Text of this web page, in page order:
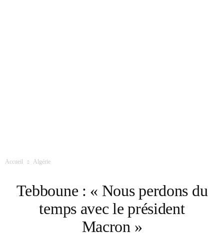
Accueil Algérie
Tebboune : « Nous perdons du
temps avec le président
Macron »